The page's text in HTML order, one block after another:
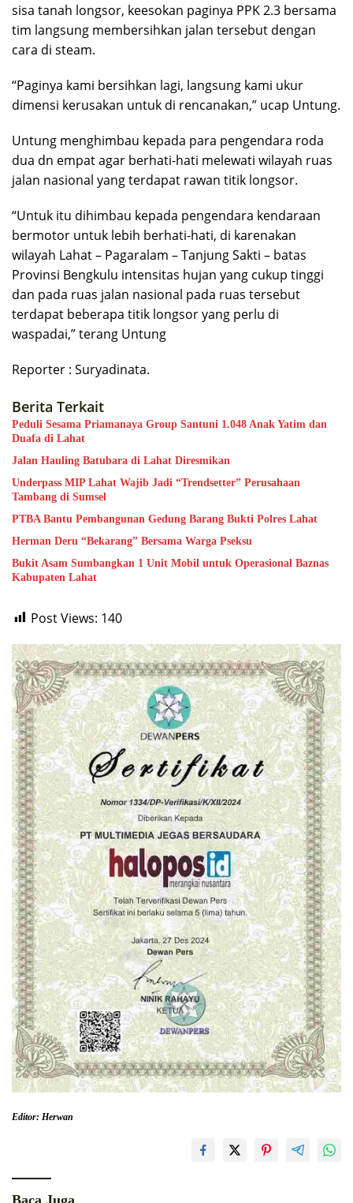
sisa tanah longsor, keesokan paginya PPK 2.3 bersama
tim langsung membersihkan jalan tersebut dengan
cara di steam.
“Paginya kami bersihkan lagi, langsung kami ukur
dimensi kerusakan untuk di rencanakan,” ucap Untung.
Untung menghimbau kepada para pengendara roda
dua dn empat agar berhati-hati melewati wilayah ruas
jalan nasional yang terdapat rawan titik longsor.
“Untuk itu dihimbau kepada pengendara kendaraan
bermotor untuk lebih berhati-hati, di karenakan
wilayah Lahat – Pagaralam – Tanjung Sakti – batas
Provinsi Bengkulu intensitas hujan yang cukup tinggi
dan pada ruas jalan nasional pada ruas tersebut
terdapat beberapa titik longsor yang perlu di
waspadai,” terang Untung
Reporter : Suryadinata.
Berita Terkait
Peduli Sesama Priamanaya Group Santuni 1.048 Anak Yatim dan
Duafa di Lahat
Jalan Hauling Batubara di Lahat Diresmikan
Underpass MIP Lahat Wajib Jadi “Trendsetter” Perusahaan
Tambang di Sumsel
PTBA Bantu Pembangunan Gedung Barang Bukti Polres Lahat
Herman Deru “Bekarang” Bersama Warga Pseksu
Bukit Asam Sumbangkan 1 Unit Mobil untuk Operasional Baznas
Kabupaten Lahat
Post Views: 140
Editor: Herwan